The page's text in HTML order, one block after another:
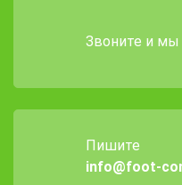
Звоните и
Пишите
info@foot-